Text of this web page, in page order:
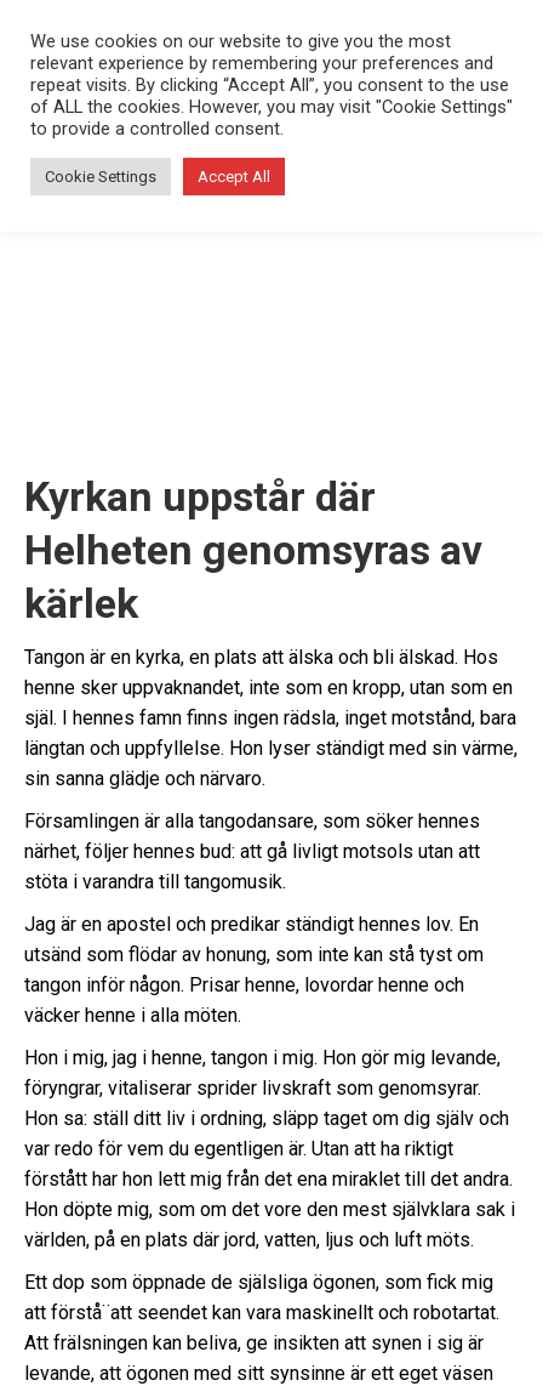
Kyrkan uppstår där
Helheten genomsyras av
kärlek
Tangon är en kyrka, en plats att älska och bli älskad. Hos
henne sker uppvaknandet, inte som en kropp, utan som en
själ. I hennes famn finns ingen rädsla, inget motstånd, bara
längtan och uppfyllelse. Hon lyser ständigt med sin värme,
sin sanna glädje och närvaro.
Församlingen är alla tangodansare, som söker hennes
närhet, följer hennes bud: att gå livligt motsols utan att
stöta i varandra till tangomusik.
Jag är en apostel och predikar ständigt hennes lov. En
utsänd som flödar av honung, som inte kan stå tyst om
tangon inför någon. Prisar henne, lovordar henne och
väcker henne i alla möten.
Hon i mig, jag i henne, tangon i mig. Hon gör mig levande,
föryngrar, vitaliserar sprider livskraft som genomsyrar.
Hon sa: ställ ditt liv i ordning, släpp taget om dig själv och
var redo för vem du egentligen är. Utan att ha riktigt
förstått har hon lett mig från det ena miraklet till det andra.
Hon döpte mig, som om det vore den mest självklara sak i
världen, på en plats där jord, vatten, ljus och luft möts.
Ett dop som öppnade de själsliga ögonen, som fick mig
att förstå¨att seendet kan vara maskinellt och robotartat.
Att frälsningen kan beliva, ge insikten att synen i sig är
levande, att ögonen med sitt synsinne är ett eget väsen
We use cookies on our website to give you the most
relevant experience by remembering your preferences and
repeat visits. By clicking “Accept All”, you consent to the use
of ALL the cookies. However, you may visit "Cookie Settings"
to provide a controlled consent.
Cookie Settings Accept All